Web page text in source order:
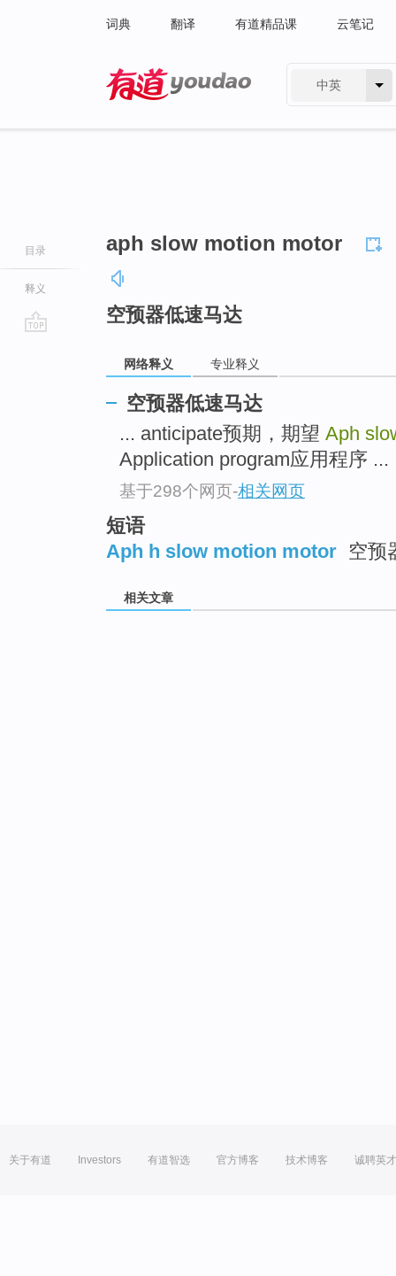
词典 翻译 有道精品课 云笔记
中英
目录
释义
aph slow motion motor
空预器低速马达
网络释义 专业释义
空预器低速马达
... anticipate预期，期望 Aph
Application program应用程序 ...
基于298个网页-相关网页
短语
Aph h slow motion motor 空预
相关文章
关于有道 Investors 有道智选 官方博客 技术博客 诚聘英才